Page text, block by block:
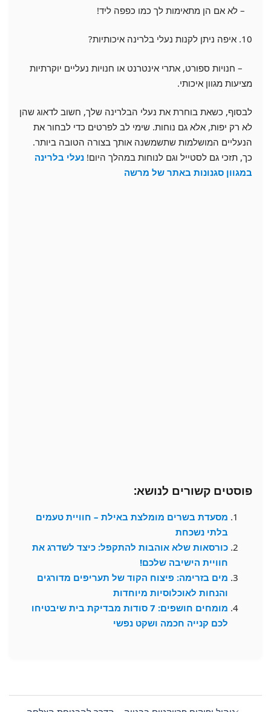
– לא אם הן מתאימות לך כמו כפפה ליד!
10. איפה ניתן לקנות נעלי בלרינה איכותיות?
– חנויות ספורט, אתרי אינטרנט או חנויות נעליים יוקרתיות
מציעות מגוון איכותי.
לבסוף, כשאת בוחרת את נעלי הבלרינה שלך, חשוב לדאוג שהן
לא רק יפות, אלא גם נוחות. שימי לב לפרטים כדי לבחור את
הנעליים המושלמות שתשמשנה אותך בצורה הטובה ביותר.
כך, תזכי גם לסטייל וגם לנוחות במהלך היום! נעלי בלרינה
במגוון סגנונות באתר של מרשה
פוסטים קשורים לנושא:
מסעדת בשרים מומלצת באילת – חוויית טעמים
בלתי נשכחת
כורסאות שלא אוהבות להתקפל: כיצד לשדרג את
חוויית הישיבה שלכם!
מים בזרימה: פיצוח הקוד של תעריפים מדורגים
והנחות לאוכלוסיות מיוחדות
מומחים חושפים: 7 סודות מבדיקת בית שיבטיחו
לכם קנייה חכמה ושקט נפשי